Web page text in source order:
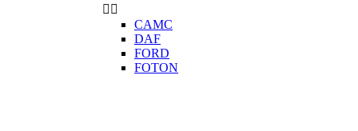
 
CAMC
DAF
FORD
FOTON